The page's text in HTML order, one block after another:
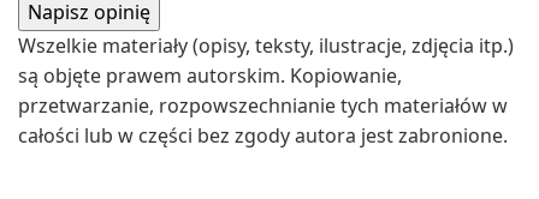
Wszelkie materiały (opisy, teksty, ilustracje, zdjęcia itp.)
są objęte prawem autorskim. Kopiowanie,
przetwarzanie, rozpowszechnianie tych materiałów w
całości lub w części bez zgody autora jest zabronione.